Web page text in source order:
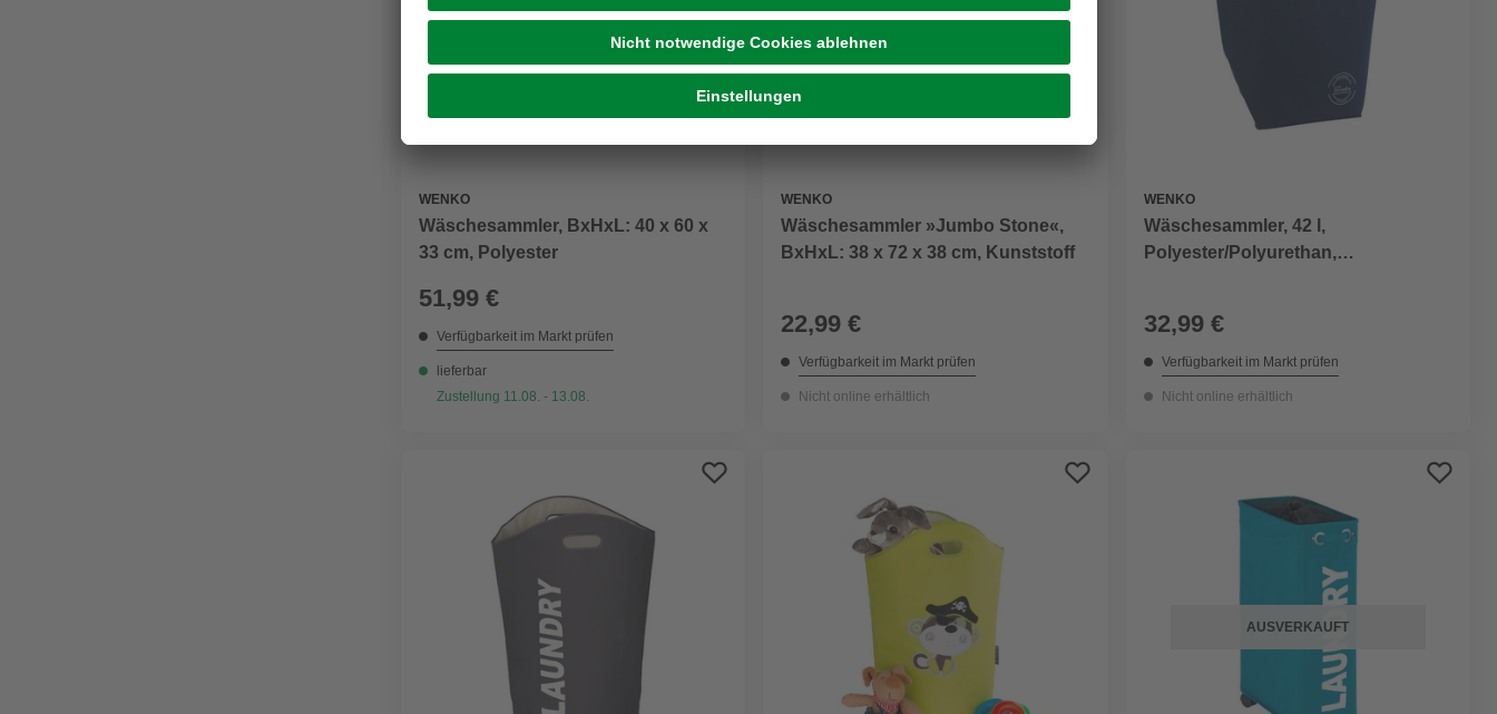
WENKO
Wäschesammler, BxHxL: 40 x 60 x
33 cm, Polyester
51,99 €
Verfügbarkeit im Markt prüfen
lieferbar
Zustellung 11.08. - 13.08.
WENKO
Wäschesammler »Jumbo Stone«,
BxHxL: 38 x 72 x 38 cm, Kunststoff
22,99 €
Verfügbarkeit im Markt prüfen
Nicht online erhältlich
WENKO
Wäschesammler, 42 l,
Polyester/Polyurethan,
32,99 €
Verfügbarkeit im Markt prüfen
Nicht online erhältlich
AUSVERKAUFT